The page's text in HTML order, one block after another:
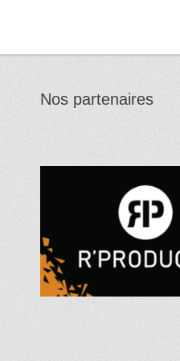
Nos partenaires